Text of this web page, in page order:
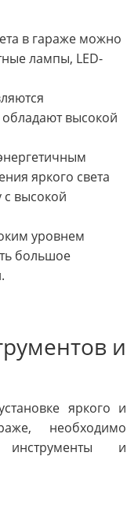
в гараже можно
лампы, LED-
высокой
яркого света
с высокой
уровнем
большое
и
яркого и
необходимо
инструменты и